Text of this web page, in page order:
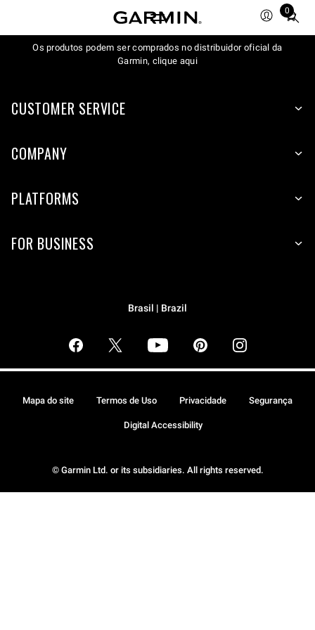
0
Total
items
in
Os produtos podem ser comprados no distribuidor oficial da
Garmin, clique aqui
CUSTOMER SERVICE
COMPANY
PLATFORMS
FOR BUSINESS
Brasil | Brazil
© Garmin Ltd. or its subsidiaries. All rights reserved.
Mapa do site Termos de Uso Privacidade Segurança
Digital Accessibility